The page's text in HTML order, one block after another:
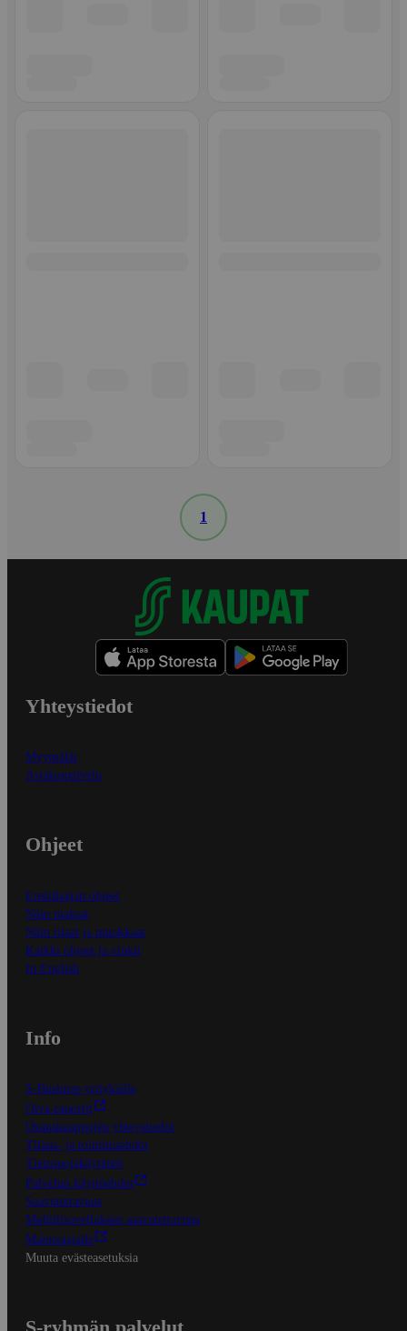
1
Yhteystiedot
Myymälät
Asiakaspalvelu
Ohjeet
Ensitilaajan ohjeet
Näin maksat
Näin tilaat ja muokkaat
Kaikki ohjeet ja vinkit
In English
Info
S-Business yrityksille
Oiva-raportit
Osuuskauppojen yhteystiedot
Tilaus- ja toimitusehdot
Tietosuojakäytäntö
Palvelun käyttöehdot
Saavutettavuus
Mobiilisovelluksen saavutettavuus
Mainostajalle
Muuta evästeasetuksia